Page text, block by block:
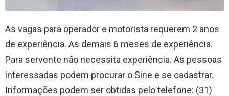
As vagas para operador e motorista requerem 2 anos
de experiência. As demais 6 meses de experiência.
Para servente não necessita experiência. As pessoas
interessadas podem procurar o Sine e se cadastrar.
Informações podem ser obtidas pelo telefone: (31)